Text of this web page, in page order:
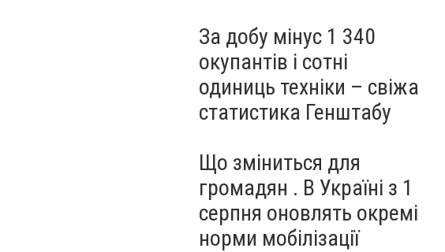
За добу мінус 1 340
окупантів і сотні
одиниць техніки – свіжа
статистика Генштабу
Що зміниться для
громадян . В Україні з 1
серпня оновлять окремі
норми мобілізації